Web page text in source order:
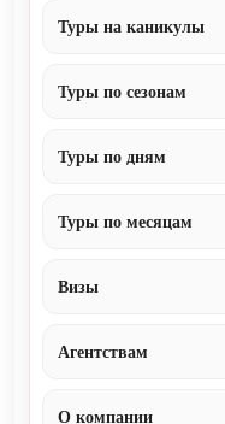
Туры на каникулы
Туры по сезонам
Туры по дням
Туры по месяцам
Визы
Агентствам
О компании